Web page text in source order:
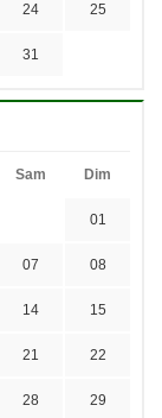
24 25
31
Sam Dim
01
07 08
14 15
21 22
28 29